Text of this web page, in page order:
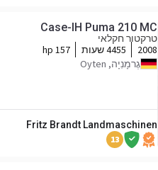
Case-IH Puma 210 MC
טרקטור חקלאי
2008
4455 שעות
157 hp
גֶרמָנִיָה, Oyten
Fritz Brandt Landmaschinen
13